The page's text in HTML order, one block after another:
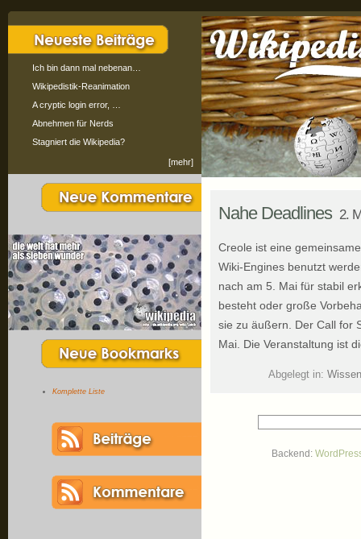
Ich bin dann mal nebenan…
Wikipedistik-Reanimation
A cryptic login error, …
Abnehmen für Nerds
Stagniert die Wikipedia?
[mehr]
Komplette Liste
Nahe Deadlines 2.
Creole ist eine
Wiki-Engines benutzt
nach am 5. Mai für stabil
besteht oder große
sie zu äußern. Der Call for
Mai. Die Veranstaltung ist
Abgelegt in:
Backend: